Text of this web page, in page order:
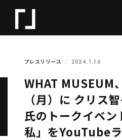
プレスリリース 2024.1.16
WHAT MUSEUM
（月）に クリス
氏のトークイベン
私」をYouTube